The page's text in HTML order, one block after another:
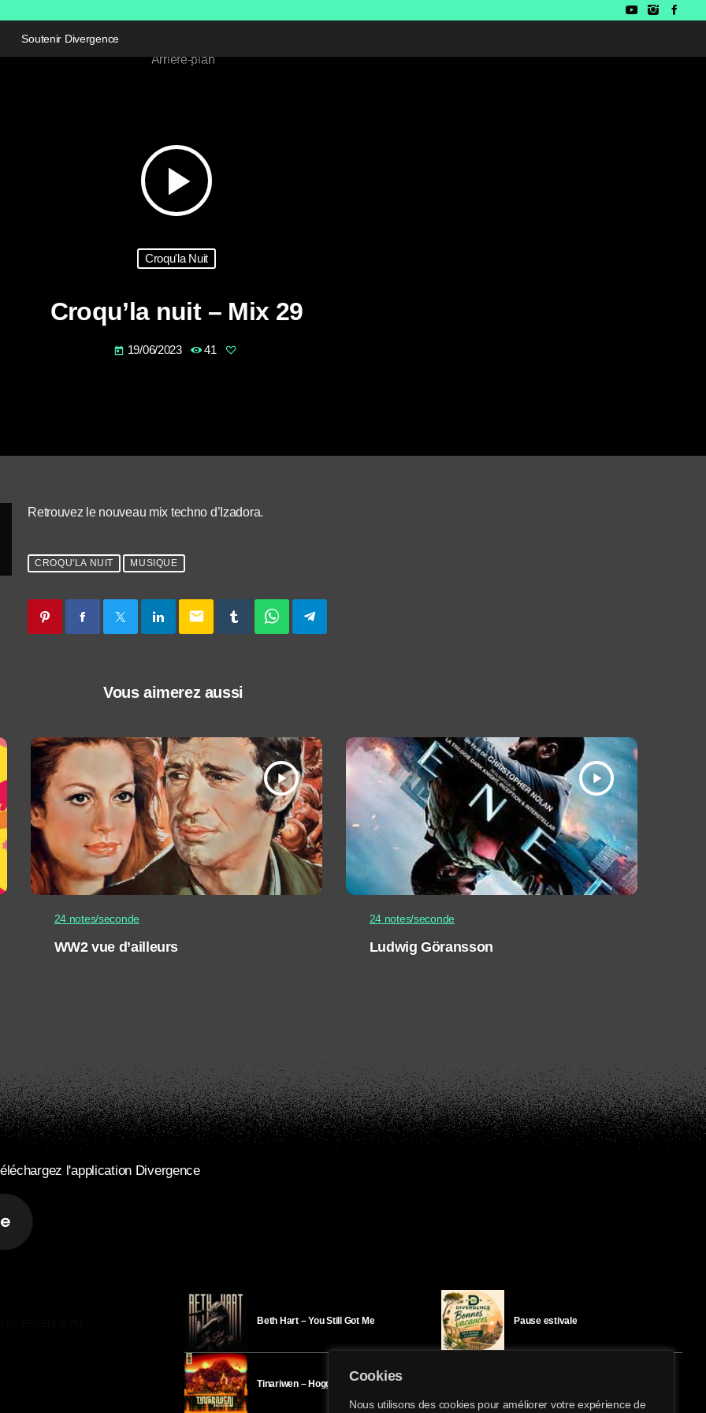
Cookies
Nous utilisons des cookies pour améliorer votre expérience de
Soutenir Divergence
play_arrow
Croqu'la Nuit
Croqu’la nuit – Mix 29
today 19/06/2023 41
Retrouvez le nouveau mix techno d’Izadora.
CROQU'LA NUIT MUSIQUE
email
Vous aimerez aussi
play_arrow
24 notes/seconde
WW2 vue d’ailleurs
play_arrow
24 notes/seconde
Ludwig Göransson
l'application Divergence
Beth Hart – You Still Got Me
Tinariwen – Hoggar
Pause estivale